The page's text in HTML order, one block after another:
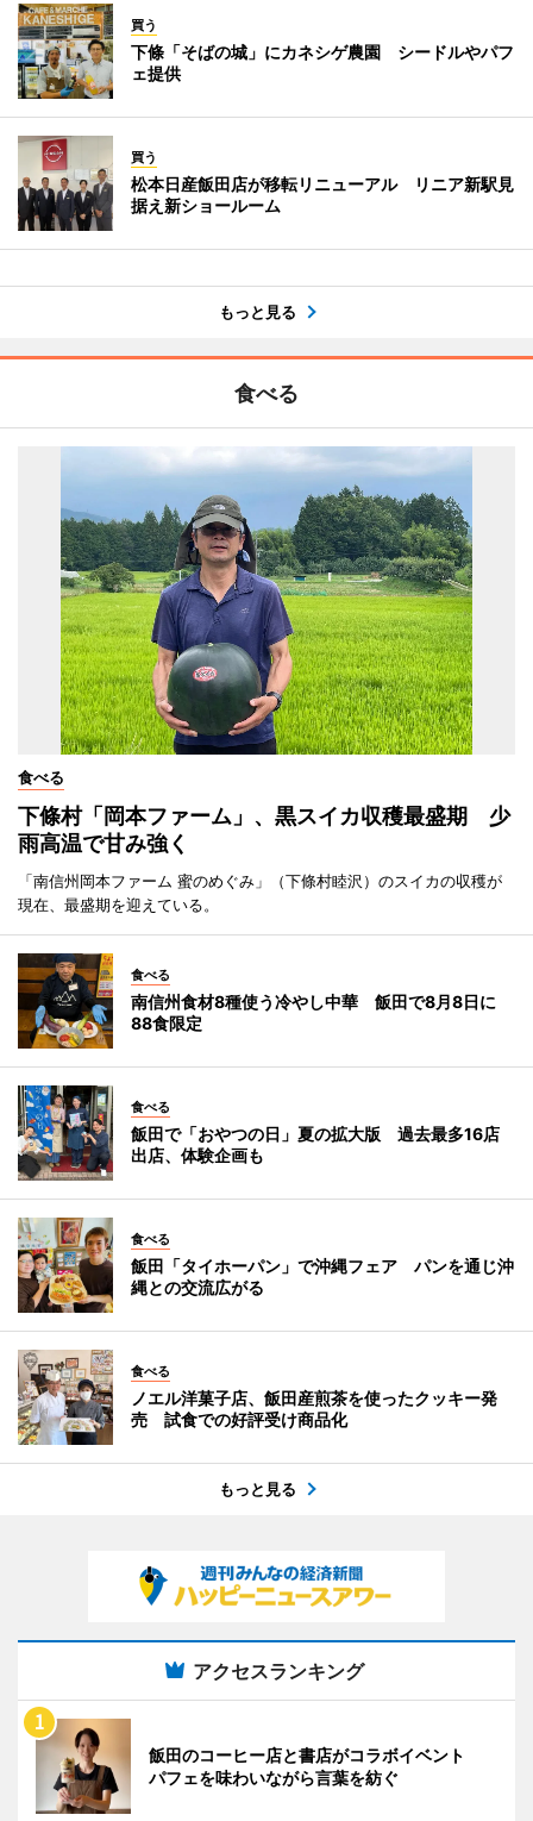
買う
下條「そばの城」にカネシゲ農園 シードルやパフ
ェ提供
買う
松本日産飯田店が移転リニューアル リニア新駅見
据え新ショールーム
もっと見る
食べる
食べる
下條村「岡本ファーム」、黒スイカ収穫最盛期 少
雨高温で甘み強く
「南信州岡本ファーム 蜜のめぐみ」（下條村睦沢）のスイカの収穫が
現在、最盛期を迎えている。
食べる
南信州食材8種使う冷やし中華 飯田で8月8日に
88食限定
食べる
飯田で「おやつの日」夏の拡大版 過去最多16店
出店、体験企画も
食べる
飯田「タイホーパン」で沖縄フェア パンを通じ沖
縄との交流広がる
食べる
ノエル洋菓子店、飯田産煎茶を使ったクッキー発
売 試食での好評受け商品化
もっと見る
アクセスランキング
飯田のコーヒー店と書店がコラボイベント
パフェを味わいながら言葉を紡ぐ